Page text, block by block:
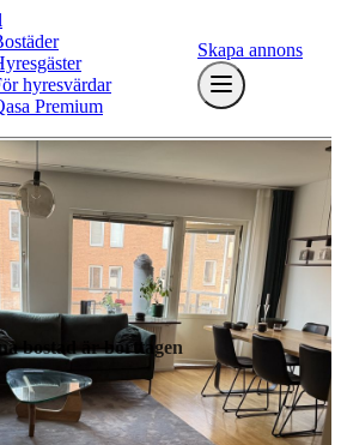
hyresvärdar
Premium
Skapa annons
bostad är borttagen